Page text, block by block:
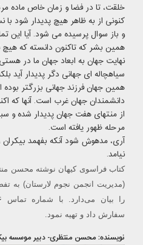
خلقت، تا در فضا و زمان خاص ماده
کنونی از به ظاهر هیچ پدیدار شود
و باز سوال پرسیده می شود. آیا
همین بشر که تاکنون دانسته که هیچ
نهایت جهان به ابعاد جهان ما در
سیاهچاله ای جهانی دگر پدیدار آید
همین جهان فرزند جهانی بزرگتر بوده
دانشمندان جهان غرب است. آنها که
از منتهای هفت جهان پدیدار شده
مرحله ظهور یافته است.
آری، مدهوش شود آنکه بفهمد
نیامد.
کتاب فراسوی کیهان نوشته محسن
(مدیریت انجمن نجوم لارستان) به
سفارش داد و تهیه نمود.
نویسنده:محسنمنتظری- دبیر موسسه